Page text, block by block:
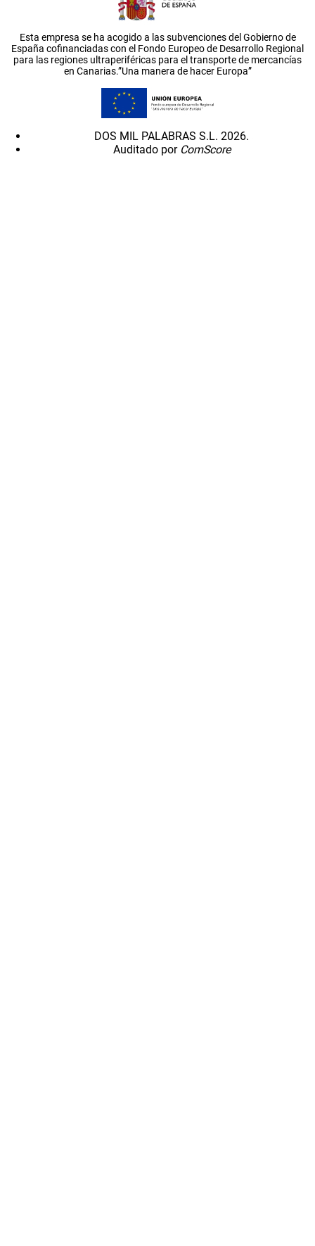
Esta empresa se ha acogido a las subvenciones del Gobierno de
España cofinanciadas con el Fondo Europeo de Desarrollo Regional
para las regiones ultraperiféricas para el transporte de mercancías
en Canarias.”Una manera de hacer Europa”
DOS MIL PALABRAS S.L. 2026.
Auditado por ComScore